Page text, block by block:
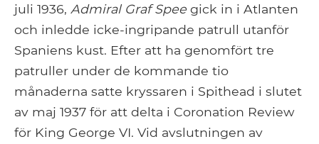
juli 1936, Admiral Graf Spee gick in i Atlanten
och inledde icke-ingripande patrull utanför
Spaniens kust. Efter att ha genomfört tre
patruller under de kommande tio
månaderna satte kryssaren i Spithead i slutet
av maj 1937 för att delta i Coronation Review
för King George VI. Vid avslutningen av